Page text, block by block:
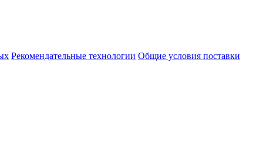
Рекомендательные технологии Общие условия поставки